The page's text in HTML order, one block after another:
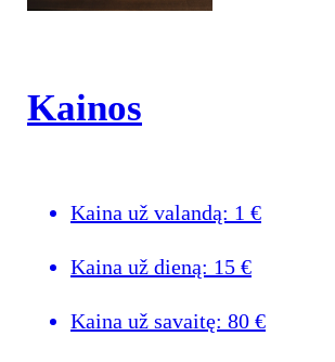
Kainos
Kaina už valandą: 1 €
Kaina už dieną: 15 €
Kaina už savaitę: 80 €